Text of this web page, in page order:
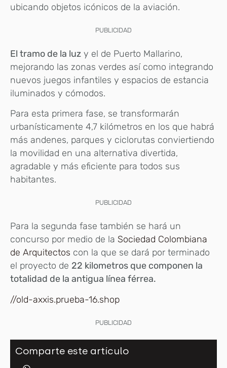
ubicando objetos icónicos de la aviación.
PUBLICIDAD
El tramo de la luz y el de Puerto Mallarino,
mejorando las zonas verdes así como integrando
nuevos juegos infantiles y espacios de estancia
iluminados y cómodos.
Para esta primera fase, se transformarán
urbanísticamente 4,7 kilómetros en los que habrá
más andenes, parques y ciclorutas conviertiendo
la movilidad en una alternativa divertida,
agradable y más eficiente para todos sus
habitantes.
PUBLICIDAD
Para la segunda fase también se hará un
concurso por medio de la Sociedad Colombiana
de Arquitectos con la que se dará por terminado
el proyecto de 22 kilometros que componen la
totalidad de la antigua línea férrea.
//old-axxis.prueba-16.shop
PUBLICIDAD
Comparte este artículo